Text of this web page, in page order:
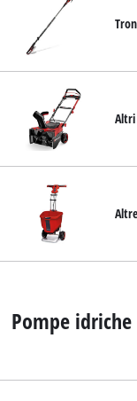
Pompe idriche